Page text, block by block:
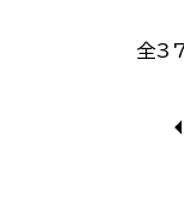
全